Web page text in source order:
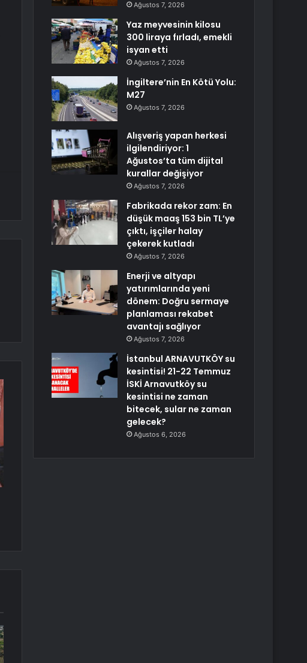
Ağustos 7, 2026
Yaz meyvesinin kilosu
300 liraya fırladı, emekli
isyan etti
Ağustos 7, 2026
İngiltere’nin En Kötü Yolu:
M27
Ağustos 7, 2026
Alışveriş yapan herkesi
ilgilendiriyor: 1
Ağustos’ta tüm dijital
kurallar değişiyor
Ağustos 7, 2026
Fabrikada rekor zam: En
düşük maaş 153 bin TL’ye
çıktı, işçiler halay
çekerek kutladı
Ağustos 7, 2026
Enerji ve altyapı
yatırımlarında yeni
dönem: Doğru sermaye
planlaması rekabet
avantajı sağlıyor
Ağustos 7, 2026
İstanbul ARNAVUTKÖY su
kesintisi! 21-22 Temmuz
İSKİ Arnavutköy su
kesintisi ne zaman
bitecek, sular ne zaman
gelecek?
Ağustos 6, 2026